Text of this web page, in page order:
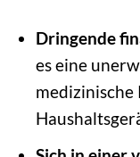
Dringende
es eine
medizinische